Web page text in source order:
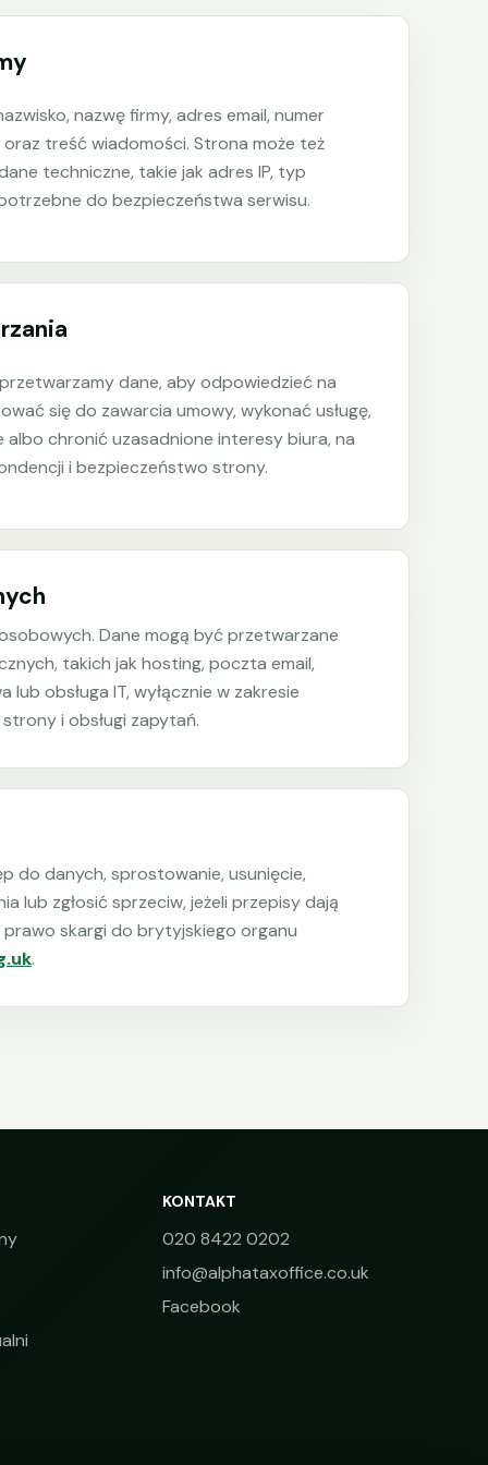
nazwę firmy, adres email, numer
oraz treść wiadomości. Strona może też
techniczne, takie jak adres IP, typ
do bezpieczeństwa serwisu.
dane, aby odpowiedzieć na
się do zawarcia umowy, wykonać usługę,
albo chronić uzasadnione interesy biura, na
i bezpieczeństwo strony.
Dane mogą być przetwarzane
takich jak hosting, poczta email,
obsługa IT, wyłącznie w zakresie
i obsługi zapytań.
do danych, sprostowanie, usunięcie,
lub zgłosić sprzeciw, jeżeli przepisy dają
prawo skargi do brytyjskiego organu
.
KONTAKT
020 8422 0202
info@alphataxoffice.co.uk
Facebook